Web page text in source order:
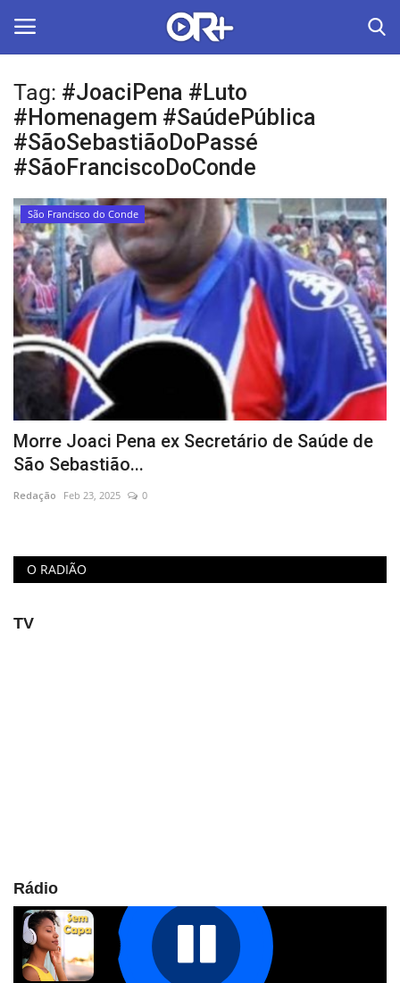
LOGIN ASSINAR
Home
O Radião News
Últimas
Radio & Tv
Política
Economia
Educação
Saúde
Language
Tag: #JoaciPena #Luto
#Homenagem #SaúdePública
#SãoSebastiãoDoPassé
#SãoFranciscoDoConde
São Francisco do Conde
Morre Joaci Pena ex Secretário de Saúde de
São Sebastião...
Redação Feb 23, 2025 0
O RADIÃO
TV
Rádio